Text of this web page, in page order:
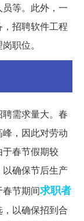
等。此外，一
招聘软件工程
职位。
需求量大。春
，因此对劳动
春节假期较
确保节后生产
节期间求职者
以确保招到合